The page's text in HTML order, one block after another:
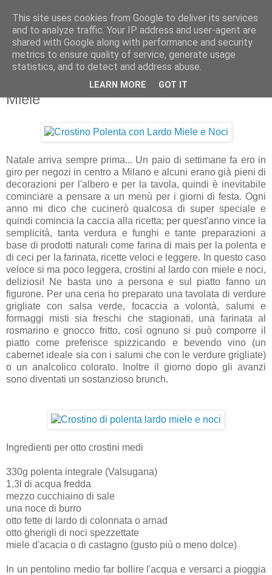
Artravelling
lunedì 17 novembre 2014
Crostino di Polenta con Lardo, Noci e
Miele
Natale arriva sempre prima... Un paio di settimane fa ero in
giro per negozi in centro a Milano e alcuni erano già pieni di
decorazioni per l'albero e per la tavola, quindi è inevitabile
cominciare a pensare a un menù per i giorni di festa. Ogni
anno mi dico che cucinerò qualcosa di super speciale e
quindi comincia la caccia alla ricetta; per quest'anno vince la
semplicità, tanta verdura e funghi e tante preparazioni a
base di prodotti naturali come farina di mais per la polenta e
di ceci per la farinata, ricette veloci e leggere. In questo caso
veloce si ma poco leggera, crostini al lardo con miele e noci,
deliziosi! Ne basta uno a persona e sul piatto fanno un
figurone. Per una cena ho preparato una tavolata di verdure
grigliate con salsa verde, focaccia a volontà, salumi e
formaggi misti sia freschi che stagionati, una farinata al
rosmarino e gnocco fritto, così ognuno si può comporre il
piatto come preferisce spizzicando e bevendo vino (un
cabernet ideale sia con i salumi che con le verdure grigliate)
o un analcolico colorato. Inoltre il giorno dopo gli avanzi
sono diventati un sostanzioso brunch.
Ingredienti per otto crostini medi
330g polenta integrale (Valsugana)
1,3l di acqua fredda
mezzo cucchiaino di sale
una noce di burro
otto fette di lardo di colonnata o arnad
otto gherigli di noci spezzettate
miele d'acacia o di castagno (gusto più o meno dolce)
In un pentolino medio far bollire l'acqua e versarci a pioggia
This site uses cookies from Google to deliver its services
and to analyze traffic. Your IP address and user-agent are
shared with Google along with performance and security
metrics to ensure quality of service, generate usage
statistics, and to detect and address abuse.
LEARN MORE GOT IT